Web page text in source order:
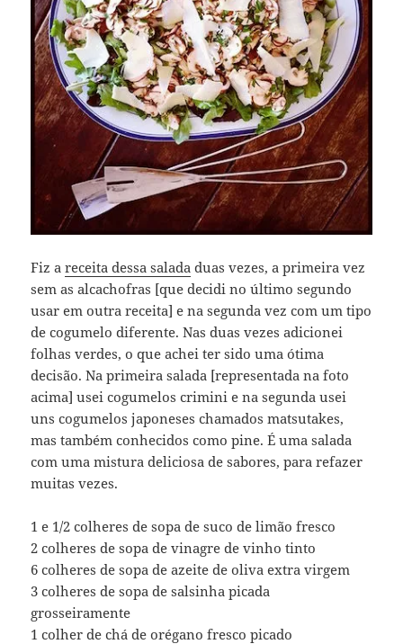
Fiz areceita dessa salada duas vezes, a primeira vez
sem as alcachofras [que decidi no último segundo
usar em outra receita] e na segunda vez com um tipo
de cogumelo diferente. Nas duas vezes adicionei
folhas verdes, o que achei ter sido uma ótima
decisão. Na primeira salada [representada na foto
acima] usei cogumelos crimini e na segunda usei
uns cogumelos japoneses chamados matsutakes,
mas também conhecidos como pine. É uma salada
com uma mistura deliciosa de sabores, para refazer
muitas vezes.
1 e 1/2 colheres de sopa de suco de limão fresco
2 colheres de sopa de vinagre de vinho tinto
6 colheres de sopa de azeite de oliva extra virgem
3 colheres de sopa de salsinha picada
grosseiramente
1 colher de chá de orégano fresco picado